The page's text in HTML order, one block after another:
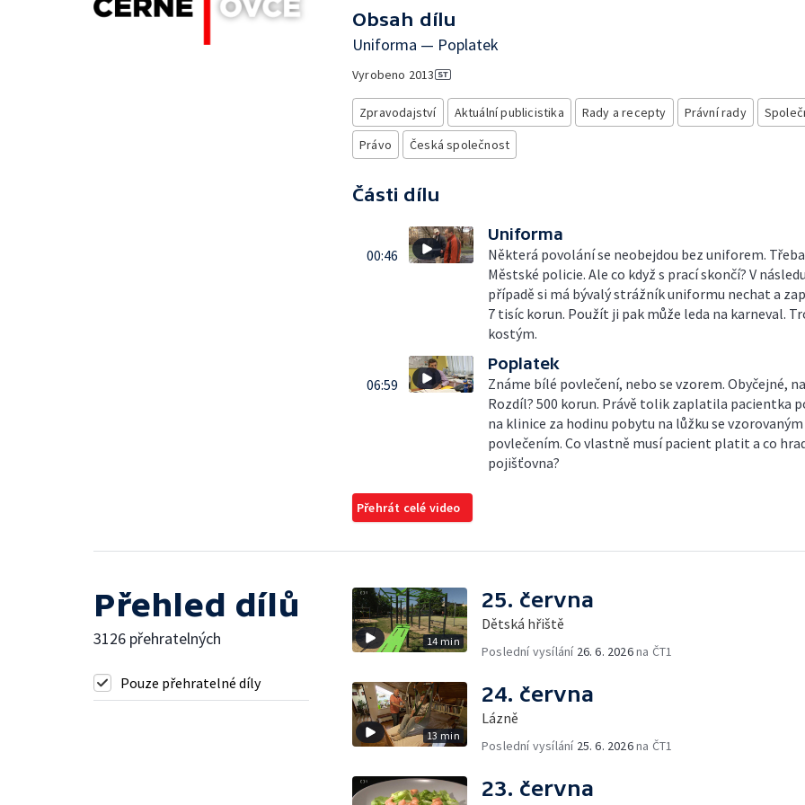
Obsah dílu
Uniforma — Poplatek
Vyrobeno 2013
Zpravodajství Aktuální publicistika Rady a recepty Právní rady
Právo
Česká společnost
Části dílu
00:46
Uniforma
Některá povolání se neobejdou bez uniforem.
Městské policie. Ale co když s prací skončí? V
případě si má bývalý strážník uniformu nechat a
7 tisíc korun. Použít ji pak může leda na karneval.
kostým.
06:59
Poplatek
Známe bílé povlečení, nebo se vzorem. Obyčejné,
Rozdíl? 500 korun. Právě tolik zaplatila pacientka
na klinice za hodinu pobytu na lůžku se vzorovaným
povlečením. Co vlastně musí pacient platit a co
pojišťovna?
Přehrát celé video
Přehled dílů
3126 přehratelných
Pouze přehratelné díly
14 min
25. června
Dětská hřiště
Poslední vysílání 26. 6. 2026na ČT1
13 min
24. června
Lázně
Poslední vysílání 25. 6. 2026na ČT1
23. června